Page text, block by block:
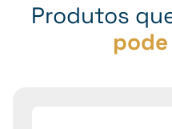
Produtos